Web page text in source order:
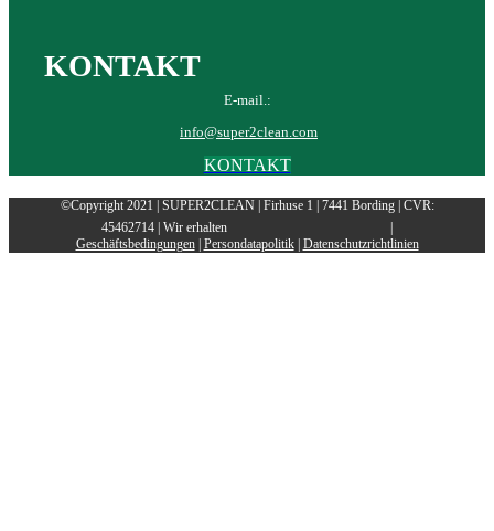
KONTAKT
E-mail.:
info@super2clean.com
KONTAKT
©Copyright 2021 | SUPER2CLEAN | Firhuse 1 | 7441 Bording | CVR:
45462714 | Wir erhalten
Geschäftsbedingungen| Persondatapolitik| Datenschutzrichtlinien